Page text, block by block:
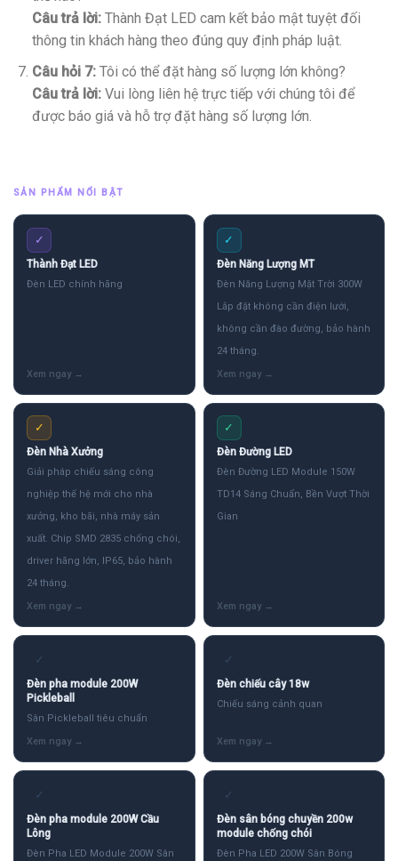
Câu trả lời:Thành Đạt LED cam kết bảo mật tuyệt đối
thông tin khách hàng theo đúng quy định pháp luật.
Câu hỏi 7:Tôi có thể đặt hàng số lượng lớn không?
Câu trả lời:Vui lòng liên hệ trực tiếp với chúng tôi để
được báo giá và hỗ trợ đặt hàng số lượng lớn.
SẢN PHẨM NỔI BẬT
✓
Thành Đạt LED
Đèn LED chính hãng
✓
Đèn Năng Lượng MT
Đèn Năng Lượng Mặt Trời 300W
Lắp đặt không cần điện lưới,
không cần đào đường, bảo hành
24 tháng.
✓
Đèn Nhà Xưởng
Giải pháp chiếu sáng công
nghiệp thế hệ mới cho nhà
xưởng, kho bãi, nhà máy sản
xuất. Chip SMD 2835 chống chói,
driver hãng lớn, IP65, bảo hành
24 tháng.
✓
Đèn Đường LED
Đèn Đường LED Module 150W
TD14 Sáng Chuẩn, Bền Vượt Thời
Gian
✓
Đèn pha module 200W
Pickleball
Sân Pickleball tiêu chuẩn
✓
Đèn chiếu cây 18w
Chiếu sáng cảnh quan
✓
Đèn pha module 200W Cầu
Lông
Đèn Pha LED Module 200W Sân
✓
Đèn sân bóng chuyền 200w
module chống chói
Đèn Pha LED 200W Sân Bóng